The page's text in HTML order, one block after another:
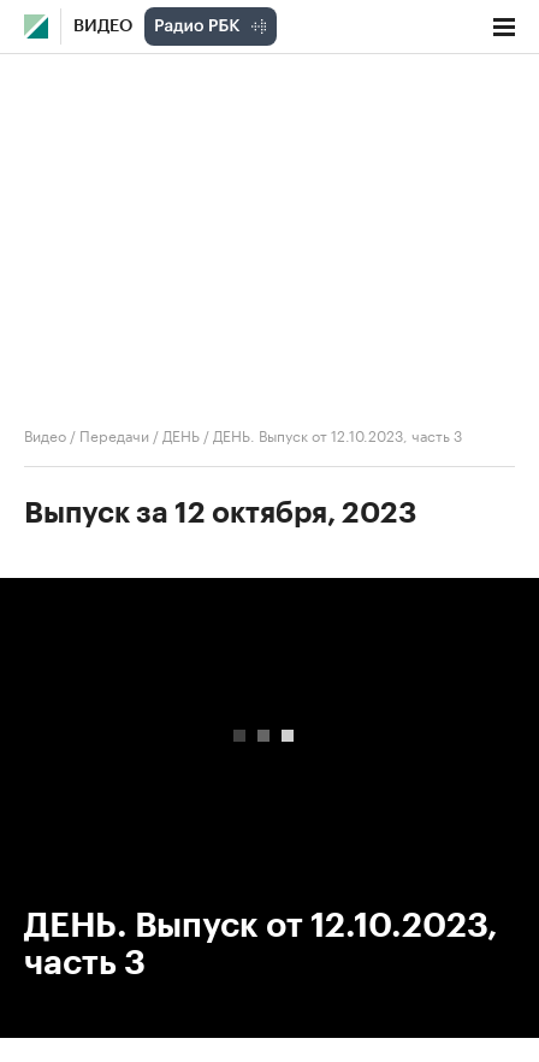
ВИДЕО
Видео / Передачи / ДЕНЬ / ДЕНЬ. Выпуск от 12.10.2023, часть 3
Выпуск за 12 октября, 2023
ДЕНЬ. Выпуск от 12.10.2023,
часть 3